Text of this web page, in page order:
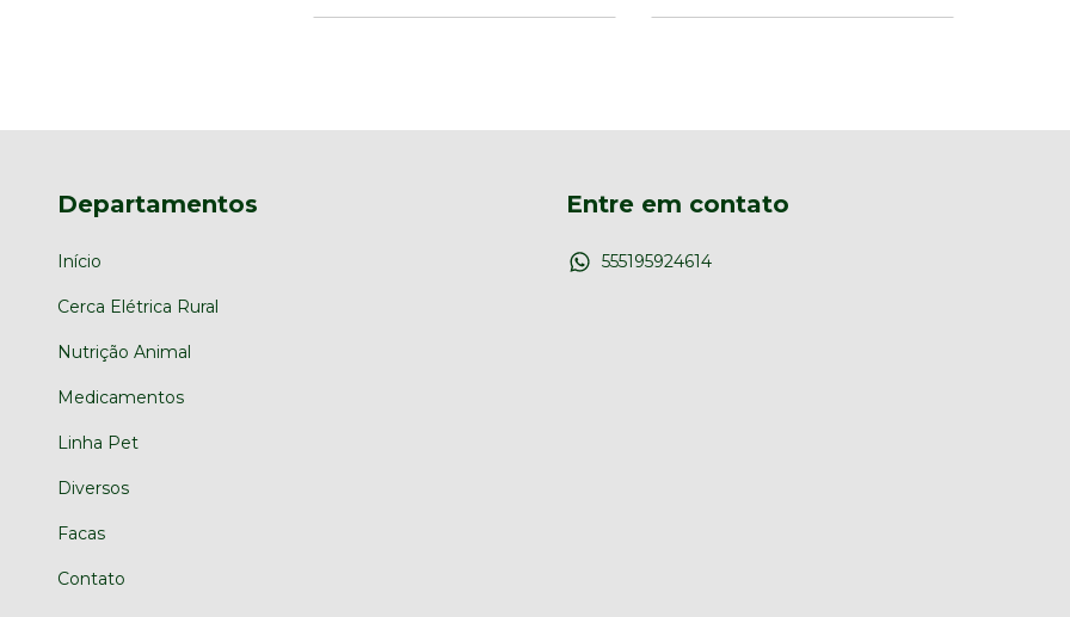
Departamentos
Início
Cerca Elétrica Rural
Nutrição Animal
Medicamentos
Linha Pet
Diversos
Facas
Contato
Entre em contato
555195924614